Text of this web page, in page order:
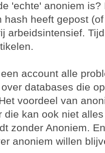
'echte' anoniem
hash heeft gepost
arbeidsintensief.
account alle
databases die
voordeel van
die kan ook niet
zonder Anoniem.
anoniem willen